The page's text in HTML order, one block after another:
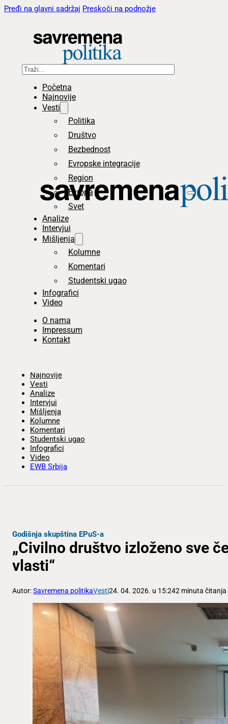
Pređi na glavni sadržaj Preskoči na podnožje
Pretraga
Početna
Najnovije
Vesti
Politika
Društvo
Bezbednost
Evropske integracije
Region
Evropa
Svet
Analize
Intervjui
Mišljenja
Kolumne
Komentari
Studentski ugao
Infografici
Video
O nama
Impressum
Kontakt
Najnovije
Vesti
Analize
Intervjui
Mišljenja
Kolumne
Komentari
Studentski ugao
Infografici
Video
EWB Srbija
Godišnja skupština EPuS-a
„Civilno društvo izloženo sve
vlasti“
Autor:Savremena politikaVesti24. 04. 2026. u 15:242 minuta čitanja